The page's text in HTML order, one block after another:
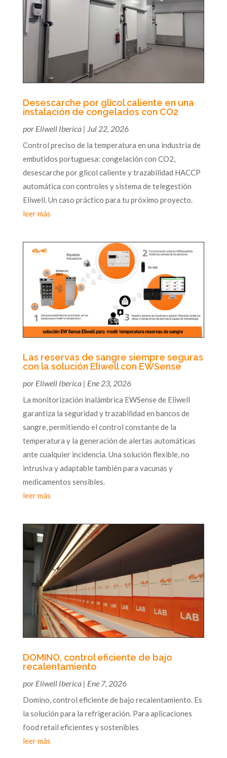
Desescarche por glicol caliente en una
instalación de congelados con CO2
por Eliwell Iberica| Jul 22, 2026
Control preciso de la temperatura en una industria de
embutidos portuguesa: congelación con CO2,
desescarche por glicol caliente y trazabilidad HACCP
automática con controles y sistema de telegestión
Eliwell. Un caso práctico para tu próximo proyecto.
leer más
Las reservas de sangre siempre seguras
con la solución Eliwell con EWSense
por Eliwell Iberica| Ene 23, 2026
La monitorización inalámbrica EWSense de Eliwell
garantiza la seguridad y trazabilidad en bancos de
sangre, permitiendo el control constante de la
temperatura y la generación de alertas automáticas
ante cualquier incidencia. Una solución flexible, no
intrusiva y adaptable también para vacunas y
medicamentos sensibles.
leer más
DOMINO, control eficiente de bajo
recalentamiento
por Eliwell Iberica| Ene 7, 2026
Domino, control eficiente de bajo recalentamiento. Es
la solución para la refrigeración. Para aplicaciones
food retail eficientes y sostenibles
leer más